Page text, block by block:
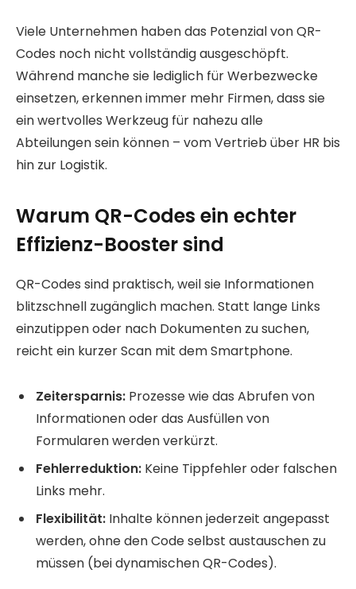
Viele Unternehmen haben das Potenzial von QR-
Codes noch nicht vollständig ausgeschöpft.
Während manche sie lediglich für Werbezwecke
einsetzen, erkennen immer mehr Firmen, dass sie
ein wertvolles Werkzeug für nahezu alle
Abteilungen sein können – vom Vertrieb über HR bis
hin zur Logistik.
Warum QR-Codes ein echter
Effizienz-Booster sind
QR-Codes sind praktisch, weil sie Informationen
blitzschnell zugänglich machen. Statt lange Links
einzutippen oder nach Dokumenten zu suchen,
reicht ein kurzer Scan mit dem Smartphone.
Zeitersparnis: Prozesse wie das Abrufen von
Informationen oder das Ausfüllen von
Formularen werden verkürzt.
Fehlerreduktion: Keine Tippfehler oder falschen
Links mehr.
Flexibilität: Inhalte können jederzeit angepasst
werden, ohne den Code selbst austauschen zu
müssen (bei dynamischen QR-Codes).